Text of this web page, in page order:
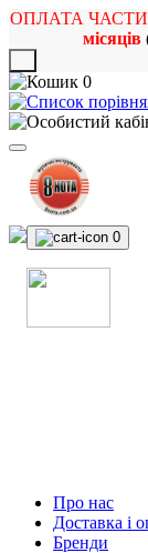
ОПЛАТА
місяців
0
0
Про нас
Доставка і
Бренди